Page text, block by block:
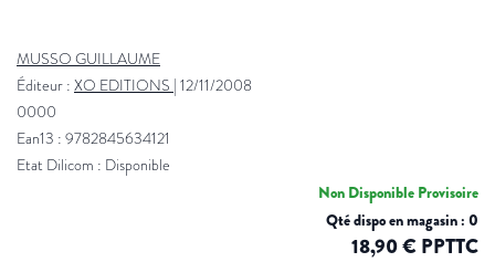
MUSSO GUILLAUME
Éditeur : XO EDITIONS | 12/11/2008
0000
Ean13 : 9782845634121
Etat Dilicom : Disponible
Non Disponible Provisoire
Qté dispo en magasin : 0
18,90 € PPTTC